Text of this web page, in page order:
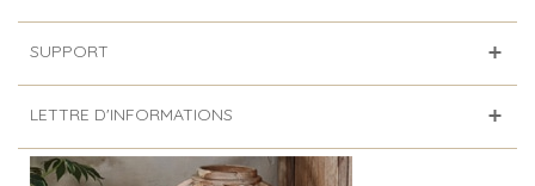
SUPPORT
LETTRE D'INFORMATIONS